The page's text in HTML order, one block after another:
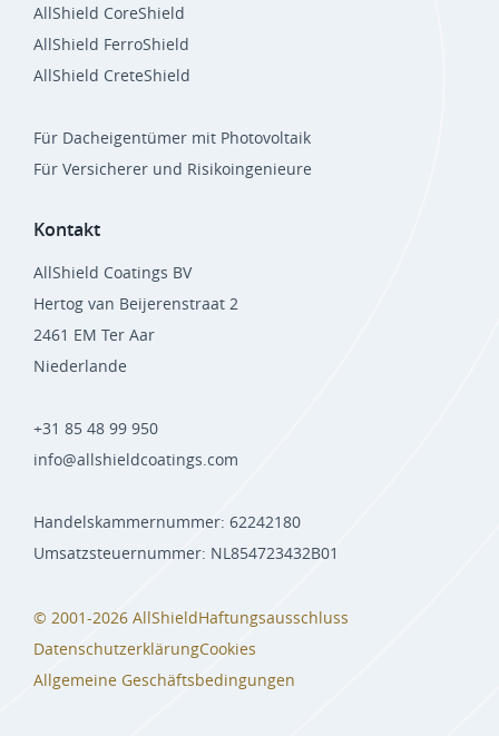
AllShield CoreShield
AllShield FerroShield
AllShield CreteShield
Für Dacheigentümer mit Photovoltaik
Für Versicherer und Risikoingenieure
Kontakt
AllShield Coatings BV
Hertog van Beijerenstraat 2
2461 EM Ter Aar
Niederlande
+31 85 48 99 950
info@allshieldcoatings.com
Handelskammernummer: 62242180
Umsatzsteuernummer: NL854723432B01
© 2001-2026 AllShieldHaftungsausschluss
DatenschutzerklärungCookies
Allgemeine Geschäftsbedingungen